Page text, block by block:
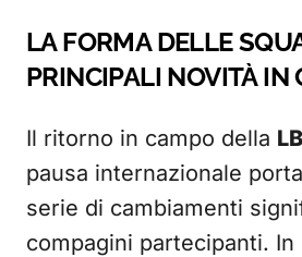
LA FORMA DELLE
PRINCIPALI NOVITÀ IN
Il ritorno in campo della
pausa internazionale
serie di cambiamenti
compagini partecipanti. In